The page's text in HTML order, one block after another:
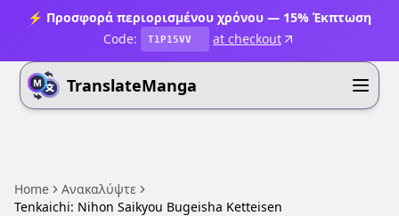
⚡ Προσφορά περιορισμένου χρόνου — 15% Έκπτωση
Code:
T1P15VV at checkout
TranslateManga
Home
Ανακαλύψτε
Tenkaichi: Nihon Saikyou Bugeisha Ketteisen